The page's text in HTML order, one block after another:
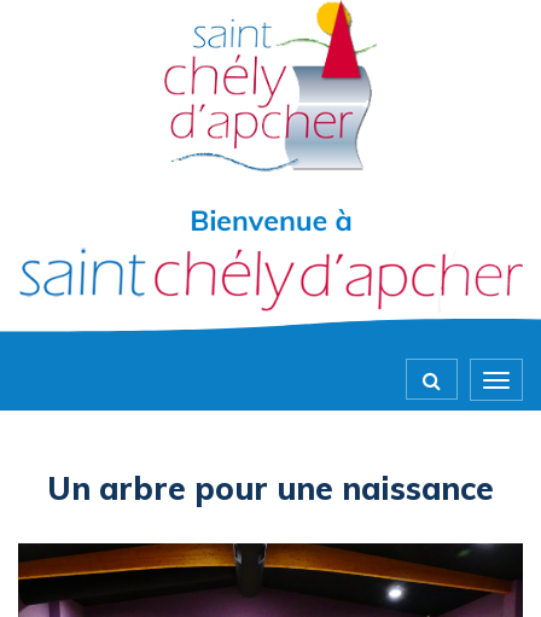
Un arbre pour une naissance